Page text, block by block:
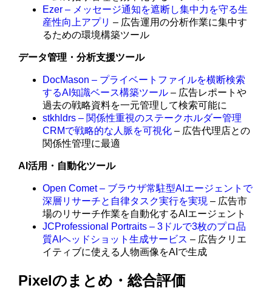
Ezer – メッセージ通知を遮断し集中力を守る生
産性向上アプリ – 広告運用の分析作業に集中す
るための環境構築ツール
データ管理・分析支援ツール
DocMason – プライベートファイルを横断検索
するAI知識ベース構築ツール – 広告レポートや
過去の戦略資料を一元管理して検索可能に
stkhldrs – 関係性重視のステークホルダー管理
CRMで戦略的な人脈を可視化 – 広告代理店との
関係性管理に最適
AI活用・自動化ツール
Open Comet – ブラウザ常駐型AIエージェントで
深層リサーチと自律タスク実行を実現 – 広告市
場のリサーチ作業を自動化するAIエージェント
JCProfessional Portraits – 3ドルで3枚のプロ品
質AIヘッドショット生成サービス – 広告クリエ
イティブに使える人物画像をAIで生成
Pixelのまとめ・総合評価